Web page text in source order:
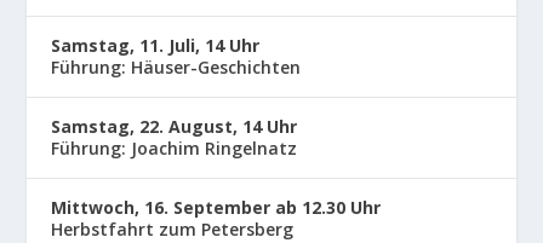
Samstag, 11. Juli, 14 Uhr
Führung: Häuser-Geschichten
Samstag, 22. August, 14 Uhr
Führung: Joachim Ringelnatz
Mittwoch, 16. September ab 12.30 Uhr
Herbstfahrt zum Petersberg